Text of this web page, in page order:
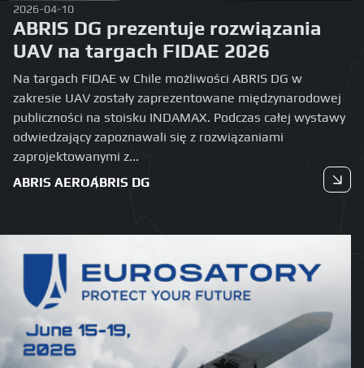
2026-04-10
ABRIS DG prezentuje rozwiązania
UAV na targach FIDAE 2026
Na targach FIDAE w Chile możliwości ABRIS DG w
zakresie UAV zostały zaprezentowane międzynarodowej
publiczności na stoisku INDAMAX. Podczas całej wystawy
odwiedzający zapoznawali się z rozwiązaniami
zaprojektowanymi z...
ABRIS AEROABRIS DG